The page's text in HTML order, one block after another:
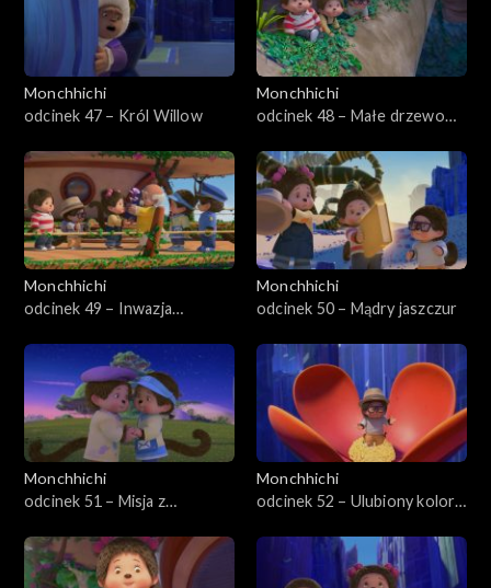
Monchhichi
odcinek 47 – Król Willow
Monchhichi
odcinek 48 – Małe drzewo
Monchhichi
odcinek 49 – Inwazja
Monchhichi
odcinek 50 – Mądry jaszczur
Monchhichi
odcinek 51 – Misja z
Monchhichi
odcinek 52 – Ulubiony kolor